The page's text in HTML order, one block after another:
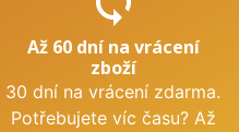
Až 60 dní na vrácení
zboží
30 dní na vrácení zdarma.
Potřebujete víc času? Až